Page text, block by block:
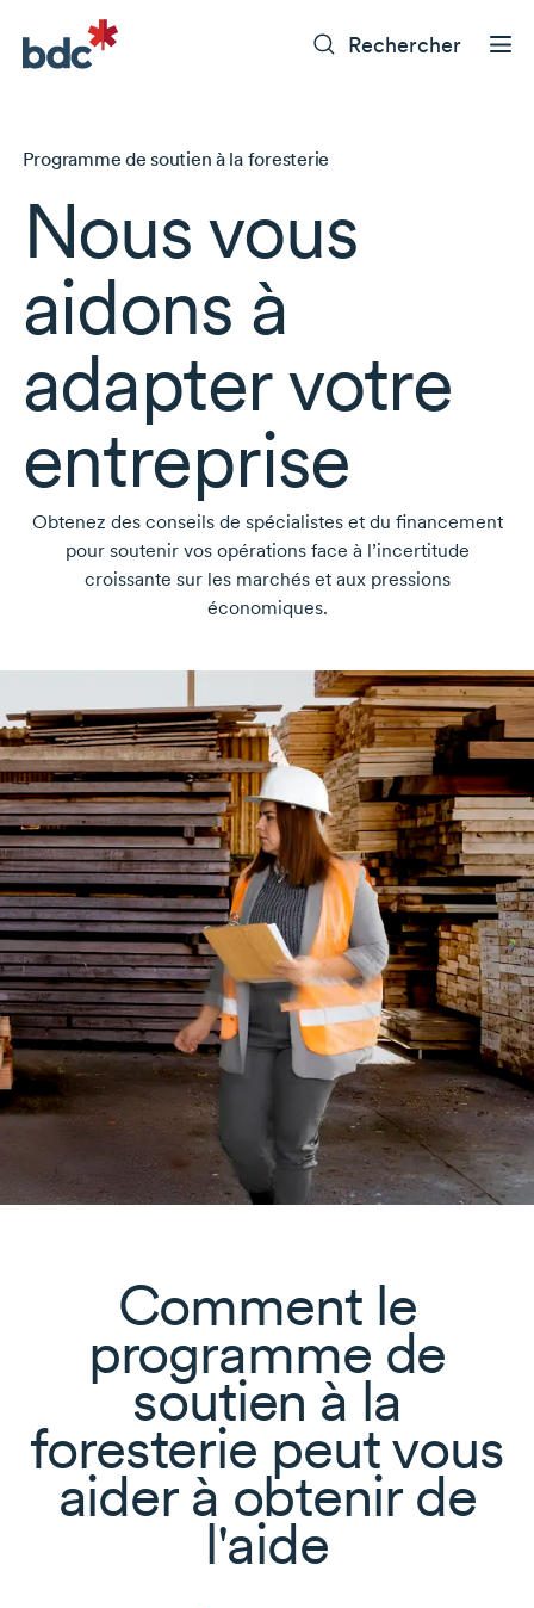
Rechercher
Programme de soutien à la foresterie
Nous vous
aidons à
adapter votre
entreprise
Obtenez des conseils de spécialistes et du financement
pour soutenir vos opérations face à l’incertitude
croissante sur les marchés et aux pressions
économiques.
Comment le
programme de
soutien à la
foresterie peut vous
aider à obtenir de
l'aide